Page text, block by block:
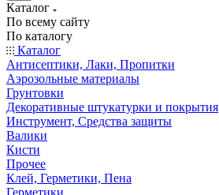
Каталог
По всему сайту
По каталогу
Каталог
Антисептики, Лаки, Пропитки
Аэрозольные материалы
Грунтовки
Декоративные штукатурки и покрытия
Инструмент, Средства защиты
Валики
Кисти
Прочее
Клей, Герметики, Пена
Герметики